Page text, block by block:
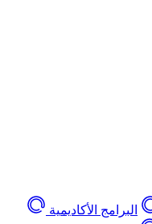
البرامج الأكاديمية